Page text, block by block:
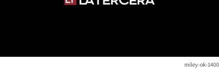
miley-ok-1400